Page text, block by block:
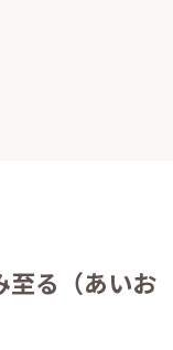
至る（あいお